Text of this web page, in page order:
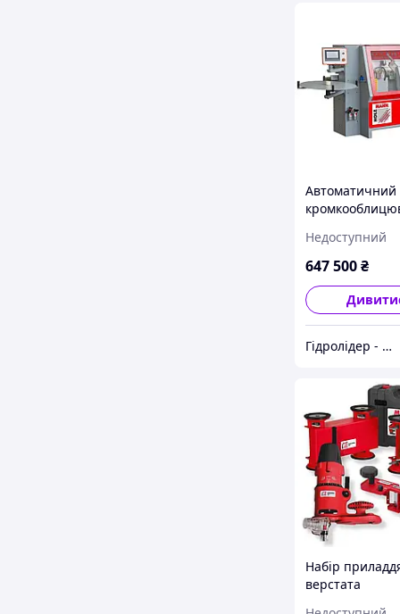
Автоматичний
215EPS
Недоступний
647 500₴
Гідролідер - агротехніка, промислове та будівельне обладнання
Набір
верстата